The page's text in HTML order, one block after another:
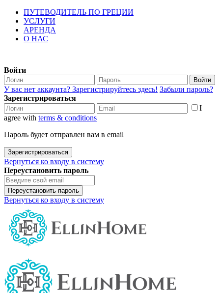
ПУТЕВОДИТЕЛЬ ПО ГРЕЦИИ
УСЛУГИ
АРЕНДА
О НАС
Войти
Войти
У вас нет аккаунта? Зарегистрируйтесь здесь! Забыли пароль?
Зарегистрироваться
I
agree with terms & conditions
Пароль будет отправлен вам в email
Зарегистрироваться
Вернуться ко входу в систему
Переустановить пароль
Переустановить пароль
Вернуться ко входу в систему